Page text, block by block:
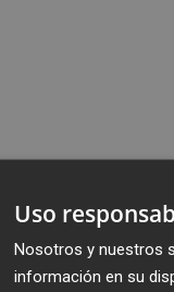
Uso
Nosotros y nuestros
información en su